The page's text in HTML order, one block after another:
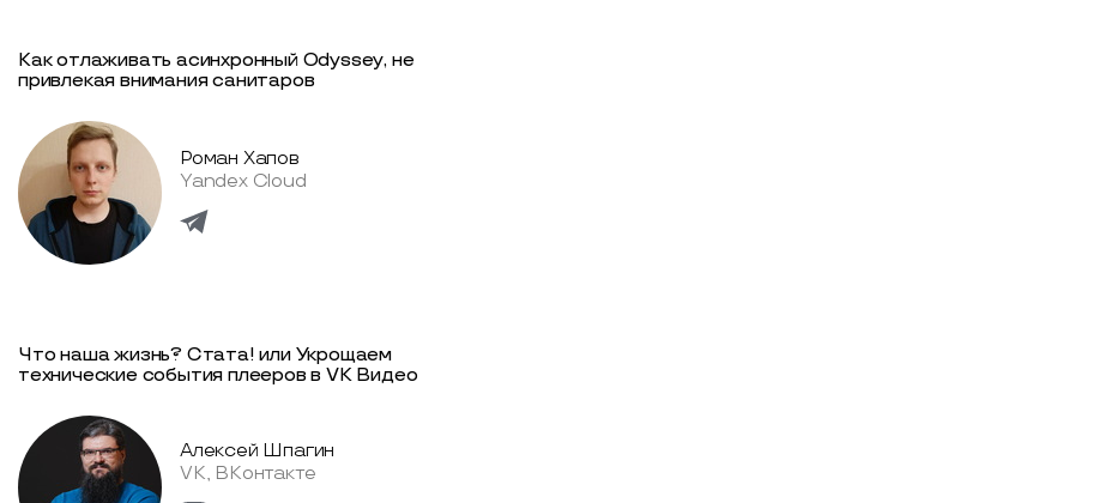
Как отлаживать асинхронный Odyssey, не
привлекая внимания санитаров
Роман Хапов
Yandex Cloud
Что наша жизнь? Стата! или Укрощаем
технические события плееров в VK Видео
Алексей Шпагин
VK, ВКонтакте